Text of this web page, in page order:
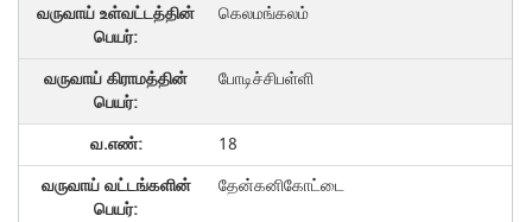
கெலமங்கலம்
போடிச்சிபள்ளி
18
தேன்கனிகோட்டை